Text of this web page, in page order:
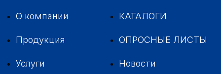
О компании
Продукция
Услуги
КАТАЛОГИ
ОПРОСНЫЕ ЛИСТЫ
Новости